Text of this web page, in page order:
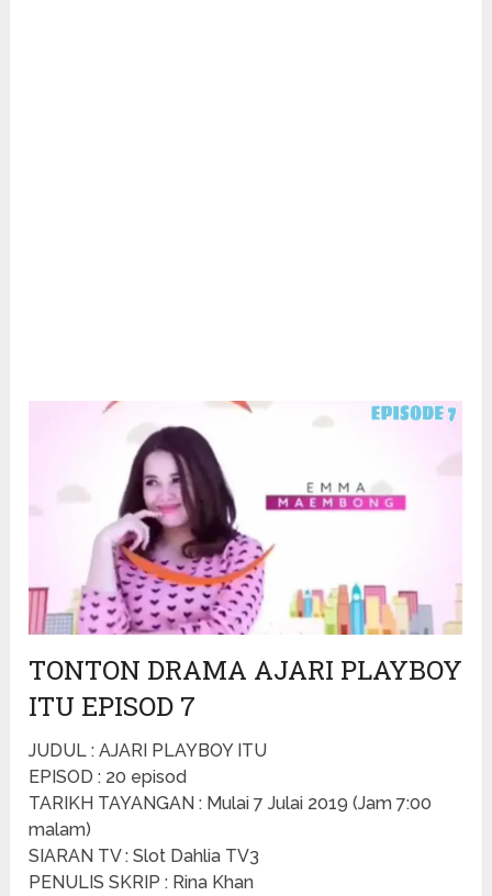
TONTON DRAMA AJARI PLAYBOY
ITU EPISOD 7
JUDUL : AJARI PLAYBOY ITU
EPISOD : 20 episod
TARIKH TAYANGAN : Mulai 7 Julai 2019 (Jam 7:00
malam)
SIARAN TV : Slot Dahlia TV3
PENULIS SKRIP : Rina Khan